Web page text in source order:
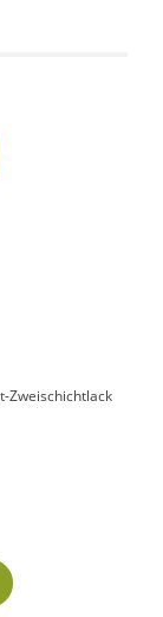
Zweischichtlack